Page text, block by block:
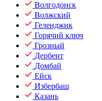
Волгодонск
Волжский
Геленджик
Горячий ключ
Грозный
Дербент
Домбай
Ейск
Избербаш
Казань